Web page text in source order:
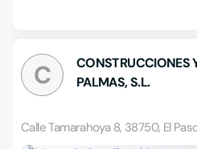
C
CONSTRUCCIONES
PALMAS, S.L.
Calle Tamarahoya 8, 38750, El